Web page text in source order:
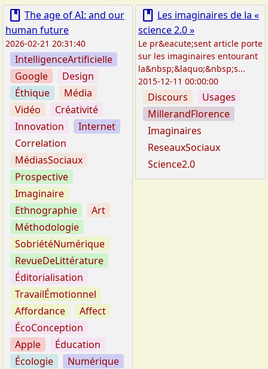
book The age of AI: and our
human future
2026-02-21 20:31:40
IntelligenceArtificielle
Google
Design
Éthique
Média
Vidéo
Créativité
Innovation
Internet
Correlation
MédiasSociaux
Prospective
Imaginaire
Ethnographie
Art
Méthodologie
SobriétéNumérique
RevueDeLittérature
Éditorialisation
TravailÉmotionnel
Affordance
Affect
ÉcoConception
Apple
Éducation
Écologie
Numérique
book Les imaginaires de la «
science 2.0 »
Le pr&eacute;sent article porte
sur les imaginaires entourant
la&nbsp;&laquo;&nbsp;s...
2015-12-11 00:00:00
Discours
Usages
MillerandFlorence
Imaginaires
ReseauxSociaux
Science2.0